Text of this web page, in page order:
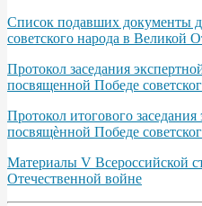
Список подавших документы
советского народа в Великой
Протокол заседания
посвященной Победе
Протокол итогового
посвящѐнной Победе
Материалы V Всероссийской
Отечественной войне